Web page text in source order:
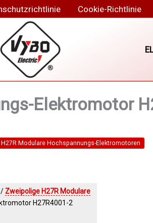
Cookie-Richtlinie
Elektromotor
Modulare Hochspannungs-Elektromotoren
/ Zweipolige H27R Modulare
H27R4001-2